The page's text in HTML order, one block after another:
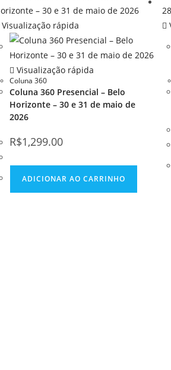
Visualização rápida
Visualização rápida
Coluna 360
Coluna 360 Presencial – Belo
Horizonte – 30 e 31 de maio de
2026
R$1,299.00
ADICIONAR AO CARRINHO